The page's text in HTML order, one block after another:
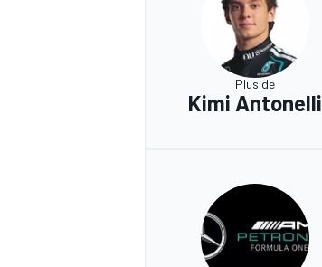
Plus de
Kimi Antonelli